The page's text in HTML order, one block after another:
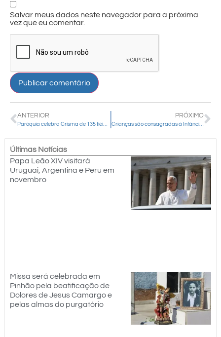
Salvar meus dados neste navegador para a próxima
vez que eu comentar.
ANTERIOR PRÓXIMO
Crianças são consagradas à Infância e Adolescência Missionária em Virmond
Últimas Notícias
Papa Leão XIV visitará
Uruguai, Argentina e Peru em
novembro
Missa será celebrada em
Pinhão pela beatificação de
Dolores de Jesus Camargo e
pelas almas do purgatório